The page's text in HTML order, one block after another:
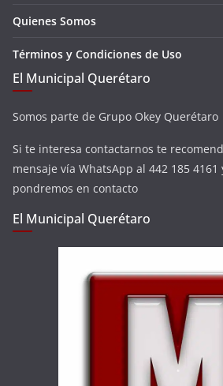
Quienes Somos
Términos y Condiciones de Uso
El Municipal Querétaro
Somos parte de Grupo Okey Querétaro
Si te interesa contactarnos te
mensaje vía WhatsApp al 442 185 4161
pondremos en contacto
El Municipal Querétaro